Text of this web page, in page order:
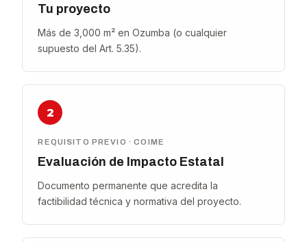
Tu proyecto
Más de 3,000 m² en Ozumba (o cualquier
supuesto del Art. 5.35).
2
REQUISITO PREVIO · COIME
Evaluación de Impacto Estatal
Documento permanente que acredita la
factibilidad técnica y normativa del proyecto.